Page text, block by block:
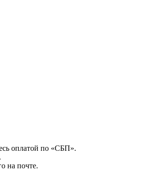
оплатой по «СБП».
на почте.